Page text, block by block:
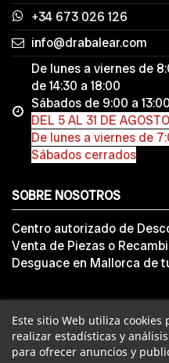
+34 673 026 126
info@drabalear.com
De lunes a viernes de
de 14:30 a 18:00
Sábados de 9:00 a 13:00
DEL 5 AL 31 DE
De lunes a viernes de
Sábados cerrados
Este sitio Web utiliza
realizar estadísticas y
para ofrecer anuncios y
SOBRE NOSOTROS
Centro autorizado de
Venta de Piezas o
Desguace en Mallorca de